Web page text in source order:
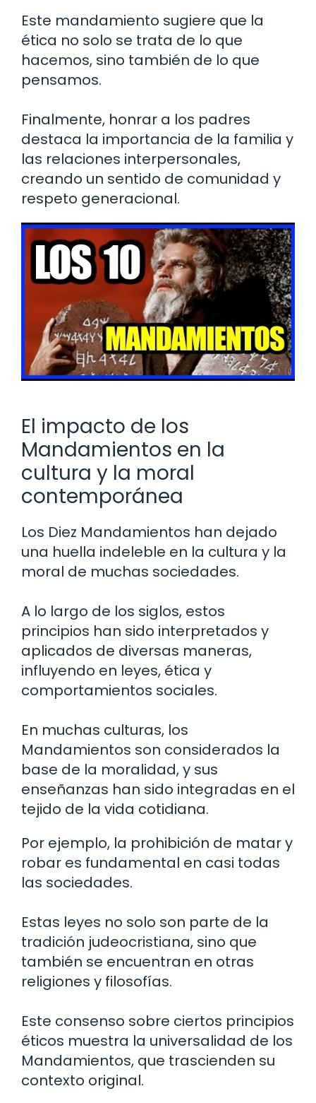
Este mandamiento sugiere que la
ética no solo se trata de lo que
hacemos, sino también de lo que
pensamos.
Finalmente, honrar a los padres
destaca la importancia de la familia y
las relaciones interpersonales,
creando un sentido de comunidad y
respeto generacional.
El impacto de los
Mandamientos en la
cultura y la moral
contemporánea
Los Diez Mandamientos han dejado
una huella indeleble en la cultura y la
moral de muchas sociedades.
A lo largo de los siglos, estos
principios han sido interpretados y
aplicados de diversas maneras,
influyendo en leyes, ética y
comportamientos sociales.
En muchas culturas, los
Mandamientos son considerados la
base de la moralidad, y sus
enseñanzas han sido integradas en el
tejido de la vida cotidiana.
Por ejemplo, la prohibición de matar y
robar es fundamental en casi todas
las sociedades.
Estas leyes no solo son parte de la
tradición judeocristiana, sino que
también se encuentran en otras
religiones y filosofías.
Este consenso sobre ciertos principios
éticos muestra la universalidad de los
Mandamientos, que trascienden su
contexto original.